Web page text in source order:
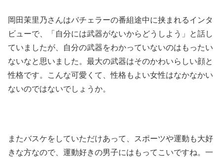
岡田茉里乃さんはバチェラーの番組途中に挟まれるインタ
ビューで、「自分には武器がないからどうしよう」と話し
ていましたが、自分の武器をわかっていないのはもったい
ないなと思いました。最大の武器はそのかわいらしい顔と
性格です。こんな可愛くて、性格もよい女性はなかなかい
ないのではないでしょうか。
またバスケをしていただけあって、スポーツや運動も大好
きな方なので、運動好きの男子にはもってこいですね。一